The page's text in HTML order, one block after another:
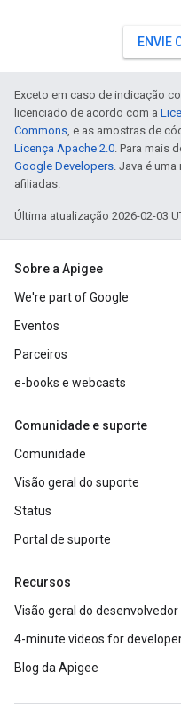
ENVIE
Exceto em caso de indicação
licenciado de acordo com a
Commons, e as amostras de
Licença Apache 2.0. Para mais
Google Developers. Java é
afiliadas.
Última atualização 2026-02-03
Sobre a Apigee
We're part of Google
Eventos
Parceiros
e-books e webcasts
Comunidade e suporte
Comunidade
Visão geral do suporte
Status
Portal de suporte
Recursos
Visão geral do desenvolvedor
4-minute videos for
Blog da Apigee